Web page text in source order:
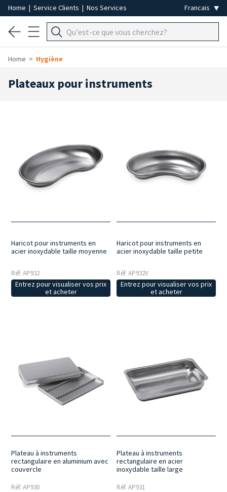
Home | Service Clients | Nos Services
Home Hygiène
Plateaux pour instruments
Haricot pour instruments en
acier inoxydable taille moyenne
Réf: AP932
Entrez pour visualiser vos prix
et acheter
Haricot pour instruments en
acier inoxydable taille petite
Réf: AP932V
Entrez pour visualiser vos prix
et acheter
Plateau à instruments
rectangulaire en aluminium avec
couvercle
Réf: AP930
Plateau à instruments
rectangulaire en acier
inoxydable taille large
Réf: AP931